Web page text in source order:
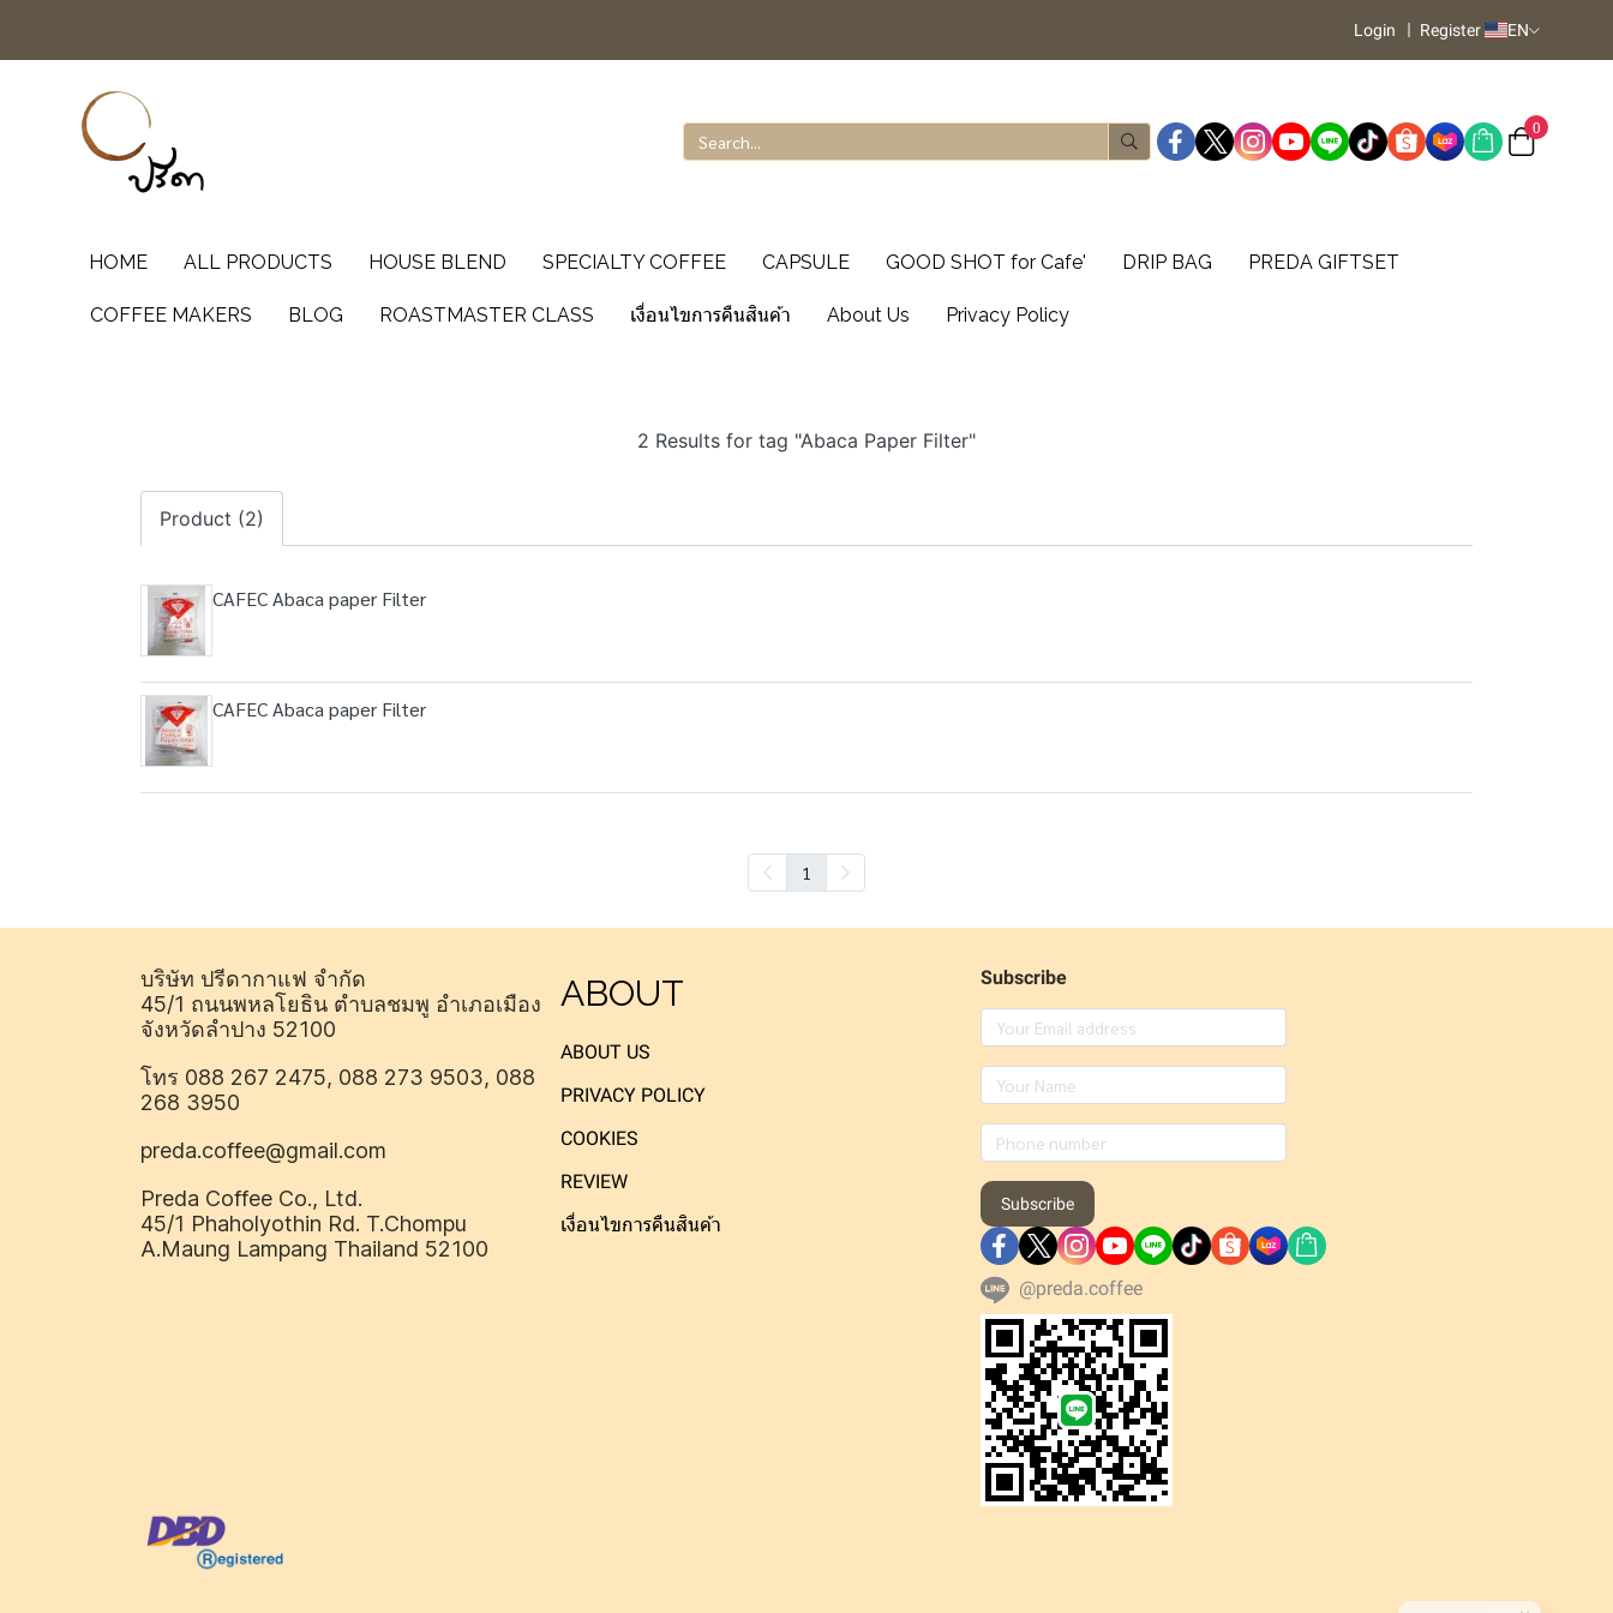
Login Register EN
0
HOME ALL PRODUCTS HOUSE BLEND SPECIALTY COFFEE CAPSULE GOOD SHOT for Cafe' DRIP BAG PREDA GIFTSET
COFFEE MAKERS BLOG ROASTMASTER CLASS เงื่อนไขการคืนสินค้า About Us Privacy Policy
2 Results for tag "Abaca Paper Filter"
Product (2)
CAFEC Abaca paper Filter
CAFEC Abaca paper Filter
1
บริษัท ปรีดากาแฟ จำกัด
45/1 ถนนพหลโยธิน ตำบลชมพู อำเภอเมือง
จังหวัดลำปาง 52100
โทร 088 267 2475, 088 273 9503, 088
268 3950
preda.coffee@gmail.com
Preda Coffee Co., Ltd.
45/1 Phaholyothin Rd. T.Chompu
A.Maung Lampang Thailand 52100
ABOUT
ABOUT US
PRIVACY POLICY
COOKIES
REVIEW
เงื่อนไขการคืนสินค้า
Subscribe
Subscribe
@preda.coffee